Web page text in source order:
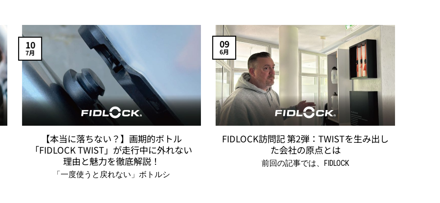
【本当に落ちない？】画期的ボトル
「FIDLOCK TWIST」が走行中に外れない
理由と魅力を徹底解説！
「一度使うと戻れない」ボトルシ
10
7月
FIDLOCK訪問記 第2弾：TWISTを生み出し
た会社の原点とは
前回の記事では、FIDLOCK
09
6月